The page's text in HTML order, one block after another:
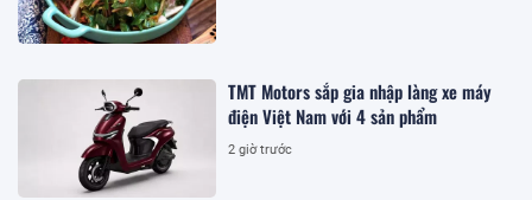
TMT Motors sắp gia nhập làng xe máy
điện Việt Nam với 4 sản phẩm
2 giờ trước